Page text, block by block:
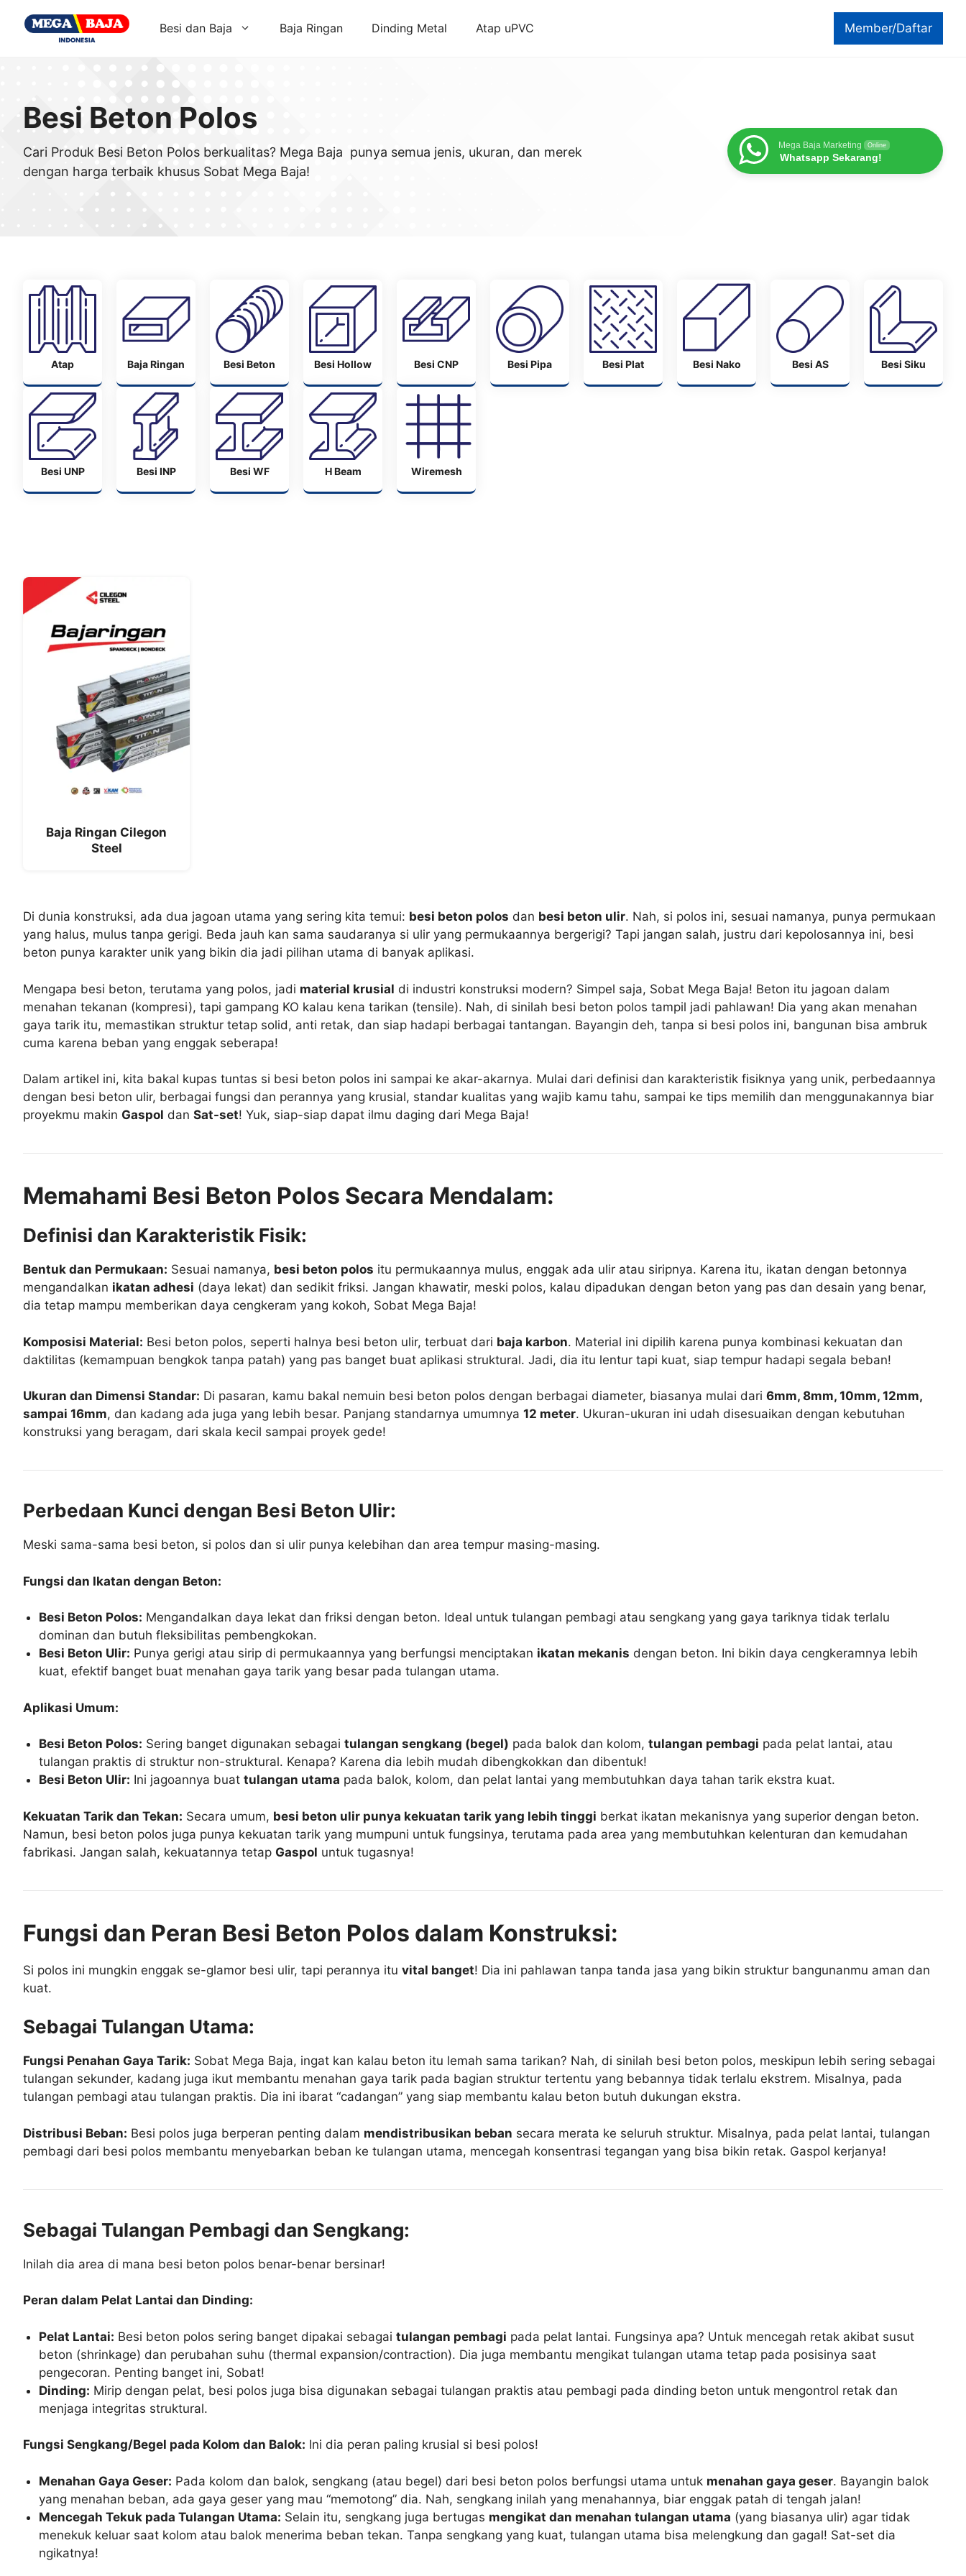
Member/Daftar
Besi dan Baja Baja Ringan Dinding Metal Atap uPVC
Besi Beton Polos
Cari Produk Besi Beton Polos berkualitas? Mega Baja punya semua jenis, ukuran, dan merek
dengan harga terbaik khusus Sobat Mega Baja!
Mega Baja Marketing Online
Whatsapp Sekarang!
Atap Baja Ringan Besi Beton Besi Hollow Besi CNP Besi Pipa Besi Plat Besi Nako Besi AS Besi Siku
Besi UNP Besi INP Besi WF H Beam Wiremesh
Baja Ringan Cilegon
Steel
Di dunia konstruksi, ada dua jagoan utama yang sering kita temui: besi beton polos dan besi beton ulir. Nah, si polos ini, sesuai namanya, punya permukaan
yang halus, mulus tanpa gerigi. Beda jauh kan sama saudaranya si ulir yang permukaannya bergerigi? Tapi jangan salah, justru dari kepolosannya ini, besi
beton punya karakter unik yang bikin dia jadi pilihan utama di banyak aplikasi.
Mengapa besi beton, terutama yang polos, jadi material krusial di industri konstruksi modern? Simpel saja, Sobat Mega Baja! Beton itu jagoan dalam
menahan tekanan (kompresi), tapi gampang KO kalau kena tarikan (tensile). Nah, di sinilah besi beton polos tampil jadi pahlawan! Dia yang akan menahan
gaya tarik itu, memastikan struktur tetap solid, anti retak, dan siap hadapi berbagai tantangan. Bayangin deh, tanpa si besi polos ini, bangunan bisa ambruk
cuma karena beban yang enggak seberapa!
Dalam artikel ini, kita bakal kupas tuntas si besi beton polos ini sampai ke akar-akarnya. Mulai dari definisi dan karakteristik fisiknya yang unik, perbedaannya
dengan besi beton ulir, berbagai fungsi dan perannya yang krusial, standar kualitas yang wajib kamu tahu, sampai ke tips memilih dan menggunakannya biar
proyekmu makin Gaspol dan Sat-set! Yuk, siap-siap dapat ilmu daging dari Mega Baja!
Memahami Besi Beton Polos Secara Mendalam:
Definisi dan Karakteristik Fisik:
Bentuk dan Permukaan: Sesuai namanya, besi beton polos itu permukaannya mulus, enggak ada ulir atau siripnya. Karena itu, ikatan dengan betonnya
mengandalkan ikatan adhesi (daya lekat) dan sedikit friksi. Jangan khawatir, meski polos, kalau dipadukan dengan beton yang pas dan desain yang benar,
dia tetap mampu memberikan daya cengkeram yang kokoh, Sobat Mega Baja!
Komposisi Material: Besi beton polos, seperti halnya besi beton ulir, terbuat dari baja karbon. Material ini dipilih karena punya kombinasi kekuatan dan
daktilitas (kemampuan bengkok tanpa patah) yang pas banget buat aplikasi struktural. Jadi, dia itu lentur tapi kuat, siap tempur hadapi segala beban!
Ukuran dan Dimensi Standar: Di pasaran, kamu bakal nemuin besi beton polos dengan berbagai diameter, biasanya mulai dari 6mm, 8mm, 10mm, 12mm,
sampai 16mm, dan kadang ada juga yang lebih besar. Panjang standarnya umumnya 12 meter. Ukuran-ukuran ini udah disesuaikan dengan kebutuhan
konstruksi yang beragam, dari skala kecil sampai proyek gede!
Perbedaan Kunci dengan Besi Beton Ulir:
Meski sama-sama besi beton, si polos dan si ulir punya kelebihan dan area tempur masing-masing.
Fungsi dan Ikatan dengan Beton:
Besi Beton Polos: Mengandalkan daya lekat dan friksi dengan beton. Ideal untuk tulangan pembagi atau sengkang yang gaya tariknya tidak terlalu
dominan dan butuh fleksibilitas pembengkokan.
Besi Beton Ulir: Punya gerigi atau sirip di permukaannya yang berfungsi menciptakan ikatan mekanis dengan beton. Ini bikin daya cengkeramnya lebih
kuat, efektif banget buat menahan gaya tarik yang besar pada tulangan utama.
Aplikasi Umum:
Besi Beton Polos: Sering banget digunakan sebagaitulangan sengkang (begel) pada balok dan kolom,tulangan pembagi pada pelat lantai, atau
tulangan praktis di struktur non-struktural. Kenapa? Karena dia lebih mudah dibengkokkan dan dibentuk!
Besi Beton Ulir: Ini jagoannya buattulangan utama pada balok, kolom, dan pelat lantai yang membutuhkan daya tahan tarik ekstra kuat.
Kekuatan Tarik dan Tekan: Secara umum, besi beton ulir punya kekuatan tarik yang lebih tinggi berkat ikatan mekanisnya yang superior dengan beton.
Namun, besi beton polos juga punya kekuatan tarik yang mumpuni untuk fungsinya, terutama pada area yang membutuhkan kelenturan dan kemudahan
fabrikasi. Jangan salah, kekuatannya tetap Gaspol untuk tugasnya!
Fungsi dan Peran Besi Beton Polos dalam Konstruksi:
Si polos ini mungkin enggak se-glamor besi ulir, tapi perannya itu vital banget! Dia ini pahlawan tanpa tanda jasa yang bikin struktur bangunanmu aman dan
kuat.
Sebagai Tulangan Utama:
Fungsi Penahan Gaya Tarik: Sobat Mega Baja, ingat kan kalau beton itu lemah sama tarikan? Nah, di sinilah besi beton polos, meskipun lebih sering sebagai
tulangan sekunder, kadang juga ikut membantu menahan gaya tarik pada bagian struktur tertentu yang bebannya tidak terlalu ekstrem. Misalnya, pada
tulangan pembagi atau tulangan praktis. Dia ini ibarat “cadangan” yang siap membantu kalau beton butuh dukungan ekstra.
Distribusi Beban: Besi polos juga berperan penting dalam mendistribusikan beban secara merata ke seluruh struktur. Misalnya, pada pelat lantai, tulangan
pembagi dari besi polos membantu menyebarkan beban ke tulangan utama, mencegah konsentrasi tegangan yang bisa bikin retak. Gaspol kerjanya!
Sebagai Tulangan Pembagi dan Sengkang:
Inilah dia area di mana besi beton polos benar-benar bersinar!
Peran dalam Pelat Lantai dan Dinding:
Pelat Lantai: Besi beton polos sering banget dipakai sebagaitulangan pembagi pada pelat lantai. Fungsinya apa? Untuk mencegah retak akibat susut
beton (shrinkage) dan perubahan suhu (thermal expansion/contraction). Dia juga membantu mengikat tulangan utama tetap pada posisinya saat
pengecoran. Penting banget ini, Sobat!
Dinding: Mirip dengan pelat, besi polos juga bisa digunakan sebagai tulangan praktis atau pembagi pada dinding beton untuk mengontrol retak dan
menjaga integritas struktural.
Fungsi Sengkang/Begel pada Kolom dan Balok: Ini dia peran paling krusial si besi polos!
Menahan Gaya Geser: Pada kolom dan balok, sengkang (atau begel) dari besi beton polos berfungsi utama untuk menahan gaya geser. Bayangin balok
yang menahan beban, ada gaya geser yang mau “memotong” dia. Nah, sengkang inilah yang menahannya, biar enggak patah di tengah jalan!
Mencegah Tekuk pada Tulangan Utama: Selain itu, sengkang juga bertugas mengikat dan menahan tulangan utama (yang biasanya ulir) agar tidak
menekuk keluar saat kolom atau balok menerima beban tekan. Tanpa sengkang yang kuat, tulangan utama bisa melengkung dan gagal! Sat-set dia
ngikatnya!